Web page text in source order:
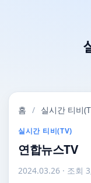
홈 / 실시간 티비
실시간 티비(TV)
연합뉴스TV
2024.03.26 · 조회